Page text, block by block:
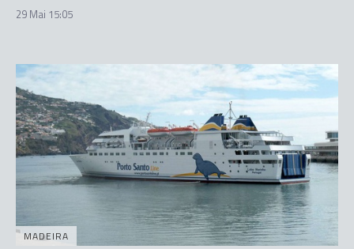
29 Mai 15:05
MADEIRA